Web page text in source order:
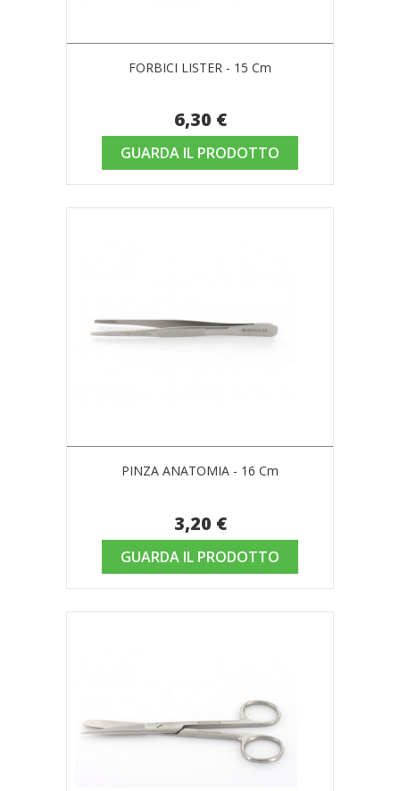
FORBICI LISTER - 15 Cm
6,30 €
GUARDA IL PRODOTTO
PINZA ANATOMIA - 16 Cm
3,20 €
GUARDA IL PRODOTTO